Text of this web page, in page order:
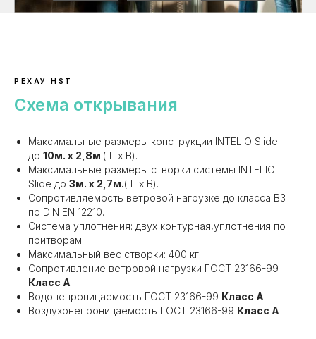
РЕХАУ HST
Схема открывания
Максимальные размеры конструкции INTELIO Slide
до 10м. х 2,8м.(Ш х В).
Максимальные размеры створки системы INTELIO
Slide до 3м. х 2,7м.(Ш х В).
Сопротивляемость ветровой нагрузке до класса В3
по DIN EN 12210.
Система уплотнения: двух контурная,уплотнения по
притворам.
Максимальный вес створки: 400 кг.
Сопротивление ветровой нагрузки ГОСТ 23166-99
Класс А
Водонепроницаемость ГОСТ 23166-99 Класс А
Воздухонепроницаемость ГОСТ 23166-99 Класс А